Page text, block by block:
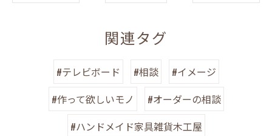
関連タグ
#テレビボード #相談
#イメージ
#作って欲しいモノ
#オーダーの相談
#ハンドメイド家具雑貨木工屋